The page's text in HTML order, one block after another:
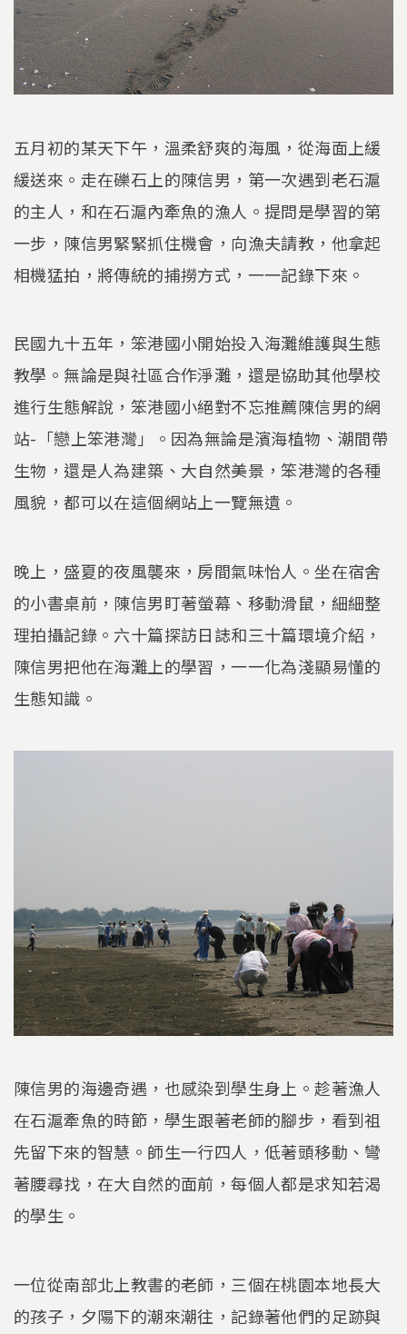
五月初的某天下午，溫柔舒爽的海風，從海面上緩
緩送來。走在礫石上的陳信男，第一次遇到老石滬
的主人，和在石滬內牽魚的漁人。提問是學習的第
一步，陳信男緊緊抓住機會，向漁夫請教，他拿起
相機猛拍，將傳統的捕撈方式，一一記錄下來。
民國九十五年，笨港國小開始投入海灘維護與生態
教學。無論是與社區合作淨灘，還是協助其他學校
進行生態解說，笨港國小絕對不忘推薦陳信男的網
站-「戀上笨港灣」。因為無論是濱海植物、潮間帶
生物，還是人為建築、大自然美景，笨港灣的各種
風貌，都可以在這個網站上一覽無遺。
晚上，盛夏的夜風襲來，房間氣味怡人。坐在宿舍
的小書桌前，陳信男盯著螢幕、移動滑鼠，細細整
理拍攝記錄。六十篇探訪日誌和三十篇環境介紹，
陳信男把他在海灘上的學習，一一化為淺顯易懂的
生態知識。
陳信男的海邊奇遇，也感染到學生身上。趁著漁人
在石滬牽魚的時節，學生跟著老師的腳步，看到祖
先留下來的智慧。師生一行四人，低著頭移動、彎
著腰尋找，在大自然的面前，每個人都是求知若渴
的學生。
一位從南部北上教書的老師，三個在桃園本地長大
的孩子，夕陽下的潮來潮往，記錄著他們的足跡與